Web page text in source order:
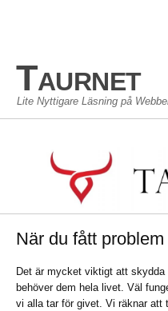
Taurnet
Lite Nyttigare Läsning på
När du fått
Det är mycket viktigt att
behöver dem hela livet. Väl
vi alla tar för givet. Vi räknar att